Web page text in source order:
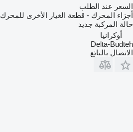
السعر عند الطلب
أجزاء المحرك - قطعة الغيار الأخرى للمحرك
حالة المركبة جديد
أوكرانيا
Delta-Budteh
الاتصال بالبائع